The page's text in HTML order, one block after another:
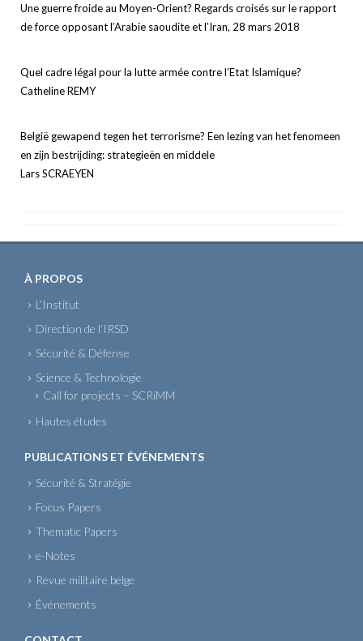
Une guerre froide au Moyen-Orient? Regards croisés sur le rapport
de force opposant l’Arabie saoudite et l’Iran, 28 mars 2018
Quel cadre légal pour la lutte armée contre l’Etat Islamique?
Catheline REMY
België gewapend tegen het terrorisme? Een lezing van het fenomeen
en zijn bestrijding: strategieën en middele
Lars SCRAEYEN
À PROPOS
L’Institut
Direction de l’IRSD
Sécurité & Défense
Science & Technologie
Call for projects – SCRiMM
Hautes études
PUBLICATIONS ET ÉVÉNEMENTS
Sécurité & Stratégie
Focus Papers
Thematic Papers
e-Notes
Revue militaire belge
Événements